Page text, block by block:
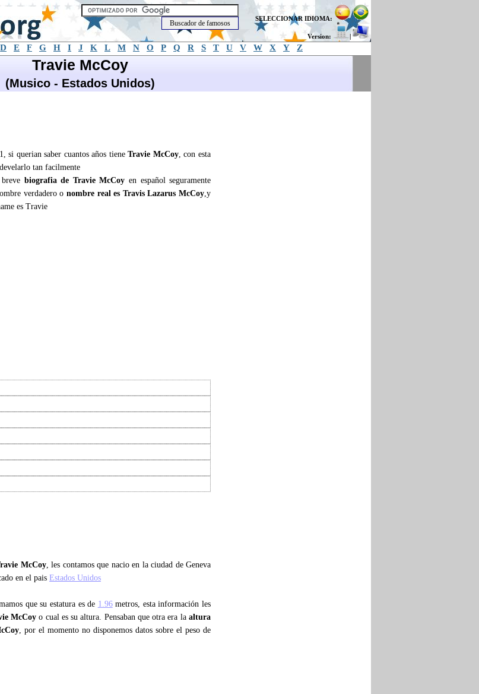
SELECCIONAR IDIOMA:
Version: |
D E F G H I J K L M N O P Q R S T U V W X Y Z
Travie McCoy
(Musico - Estados Unidos)
si querian saber cuantos años tieneTravie McCoy, con esta
tan facilmente
biografia de Travie McCoy en español seguramente
verdadero o nombre real es Travis Lazarus McCoy,y
es Travie
McCoy, les contamos que nacio en la ciudad de Geneva
en el pais Estados Unidos
que su estatura es de 1.96metros, esta información les
McCoy o cual es su altura. Pensaban que otra era laaltura
, por el momento no disponemos datos sobre el peso de